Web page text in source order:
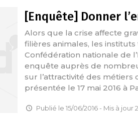
[Enquête] Donner
Alors que la crise affecte
filières animales, les
Confédération nationale de
enquête auprès de
sur l’attractivité des métiers
présentée le 17 mai 2016 à
Publié le 15/06/2016 - Mis à jour